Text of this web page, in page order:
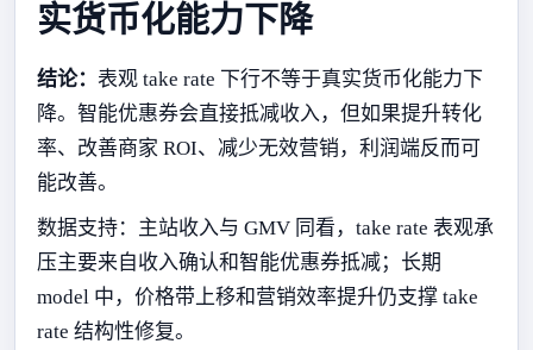
实货币化能力下降
结论： 表观 take rate 下行不等于真实货币化能力下
降。智能优惠券会直接抵减收入，但如果提升转化
率、改善商家 ROI、减少无效营销，利润端反而可
能改善。
数据支持：主站收入与 GMV 同看，take rate 表观承
压主要来自收入确认和智能优惠券抵减；长期
model 中，价格带上移和营销效率提升仍支撑 take
rate 结构性修复。